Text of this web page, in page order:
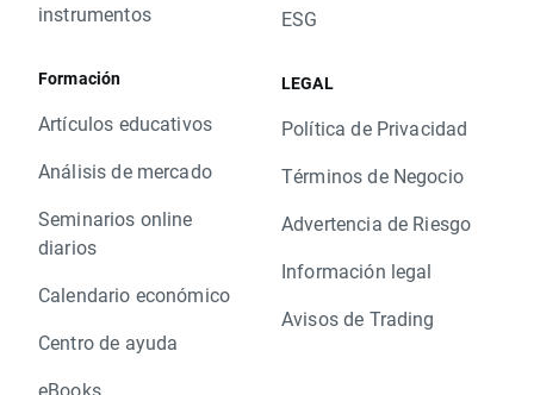
instrumentos
Formación
Artículos educativos
Análisis de mercado
Seminarios online
diarios
Calendario económico
Centro de ayuda
eBooks
ESG
LEGAL
Política de Privacidad
Términos de Negocio
Advertencia de Riesgo
Información legal
Avisos de Trading